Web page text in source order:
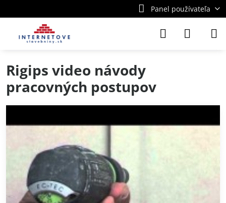
Panel používateľa
Rigips video návody
pracovných postupov